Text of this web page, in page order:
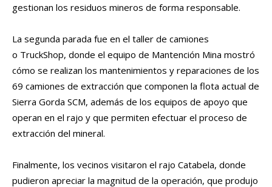
gestionan los residuos mineros de forma responsable.
La segunda parada fue en el taller de camiones
o TruckShop, donde el equipo de Mantención Mina mostró
cómo se realizan los mantenimientos y reparaciones de los
69 camiones de extracción que componen la flota actual de
Sierra Gorda SCM, además de los equipos de apoyo que
operan en el rajo y que permiten efectuar el proceso de
extracción del mineral.
Finalmente, los vecinos visitaron el rajo Catabela, donde
pudieron apreciar la magnitud de la operación, que produjo